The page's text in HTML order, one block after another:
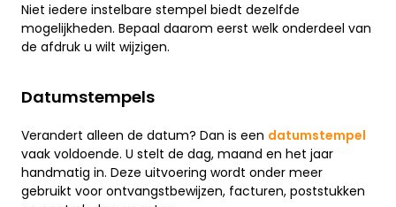
Niet iedere instelbare stempel biedt dezelfde
mogelijkheden. Bepaal daarom eerst welk onderdeel van
de afdruk u wilt wijzigen.
Datumstempels
Verandert alleen de datum? Dan is een datumstempel
vaak voldoende. U stelt de dag, maand en het jaar
handmatig in. Deze uitvoering wordt onder meer
gebruikt voor ontvangstbewijzen, facturen, poststukken